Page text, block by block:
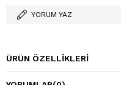
YORUM YAZ
ÜRÜN ÖZELLIKLERI